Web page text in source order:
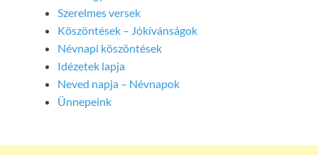
Szerelmes versek
Köszöntések – Jókívánságok
Névnapi köszöntések
Idézetek lapja
Neved napja – Névnapok
Ünnepeink